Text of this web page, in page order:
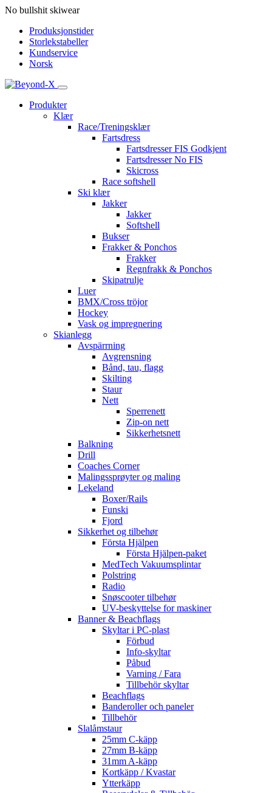
No bullshit skiwear
Produksjonstider
Storlekstabeller
Kundservice
Norsk
Produkter
Klær
Race/Treningsklær
Fartsdress
Fartsdresser FIS Godkjent
Fartsdresser No FIS
Skicross
Race softshell
Ski klær
Jakker
Jakker
Softshell
Bukser
Frakker & Ponchos
Frakker
Regnfrakk & Ponchos
Skipatrulje
Luer
BMX/Cross tröjor
Hockey
Vask og impregnering
Skianlegg
Avspärrning
Avgrensning
Bånd, tau, flagg
Skilting
Staur
Nett
Sperrenett
Zip-on nett
Sikkerhetsnett
Balkning
Drill
Coaches Corner
Malingssprøyter og maling
Lekeland
Boxer/Rails
Funski
Fjord
Sikkerhet og tilbehør
Första Hjälpen
Första Hjälpen-paket
MedTech Vakuumsplintar
Polstring
Radio
Snøscooter tilbehør
UV-beskyttelse for maskiner
Banner & Beachflags
Skyltar i PC-plast
Förbud
Info-skyltar
Påbud
Varning / Fara
Tillbehör skyltar
Beachflags
Banderoller och paneler
Tillbehör
Slalåmstaur
25mm C-käpp
27mm B-käpp
31mm A-käpp
Kortkäpp / Kvastar
Ytterkäpp